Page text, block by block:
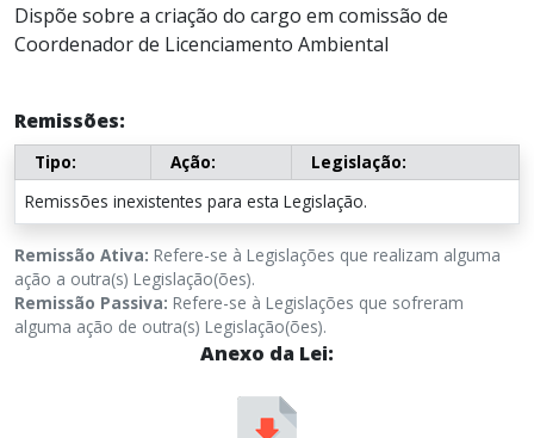
Dispõe sobre a criação do cargo em comissão de
Coordenador de Licenciamento Ambiental
Remissões:
Tipo: Ação:
Legislação:
Remissões inexistentes para esta Legislação.
Remissão Ativa: Refere-se à Legislações que realizam alguma
ação a outra(s) Legislação(ões).
Remissão Passiva: Refere-se à Legislações que sofreram
alguma ação de outra(s) Legislação(ões).
Anexo da Lei: